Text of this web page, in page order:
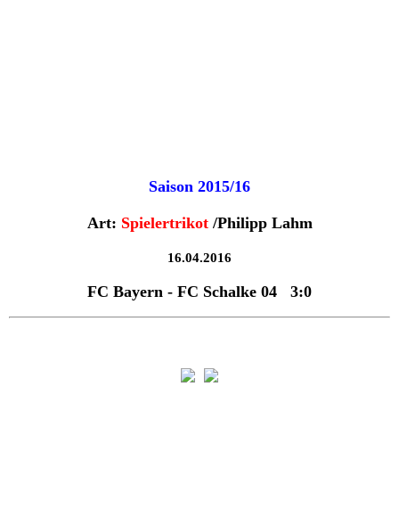
Saison 2015/16
Art: Spielertrikot/Philipp Lahm
16.04.2016
FC Bayern - FC Schalke 04 3:0